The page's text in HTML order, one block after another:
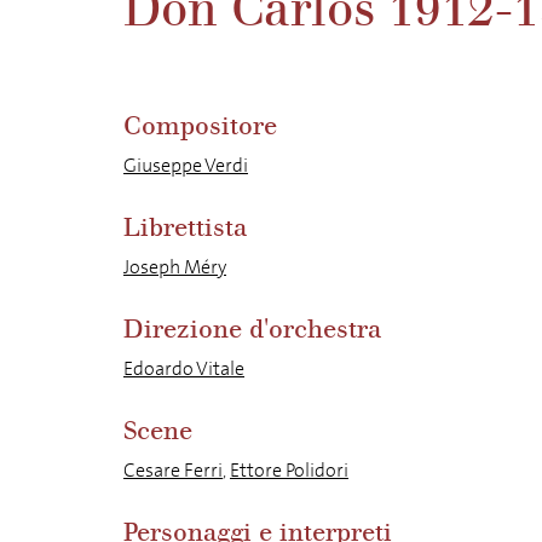
Compositore
Giuseppe Verdi
Librettista
Joseph Méry
Direzione d'orchestra
Edoardo Vitale
Scene
Cesare Ferri,Ettore Polidori
Personaggi e interpreti